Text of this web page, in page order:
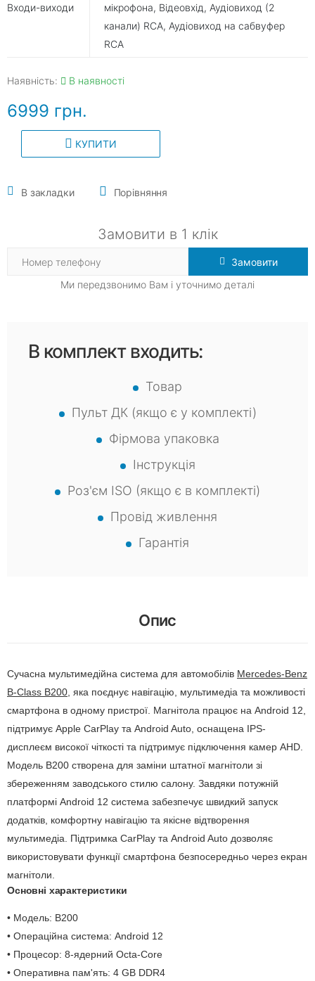
Входи-виходи
мікрофона, Відеовхід, Аудіовиход (2
канали) RCA, Аудіовиход на сабвуфер
RCA
Наявність: В наявності
6999 грн.
КУПИТИ
В закладки Порівняння
Замовити в 1 клік
Замовити
Ми передзвонимо Вам і уточнимо деталі
В комплект входить:
Товар
Пульт ДК (якщо є у комплекті)
Фірмова упаковка
Інструкція
Роз'єм ISO (якщо є в комплекті)
Провід живлення
Гарантія
Опис
Сучасна мультимедійна система для автомобілів Mercedes-Benz
B-Class B200 , яка поєднує навігацію, мультимедіа та можливості
смартфона в одному пристрої. Магнітола працює на Android 12,
підтримує Apple CarPlay та Android Auto, оснащена IPS-
дисплеєм високої чіткості та підтримує підключення камер AHD.
Модель B200 створена для заміни штатної магнітоли зі
збереженням заводського стилю салону. Завдяки потужній
платформі Android 12 система забезпечує швидкий запуск
додатків, комфортну навігацію та якісне відтворення
мультимедіа. Підтримка CarPlay та Android Auto дозволяє
використовувати функції смартфона безпосередньо через екран
магнітоли.
Основні характеристики
• Модель: B200
• Операційна система: Android 12
• Процесор: 8-ядерний Octa-Core
• Оперативна пам'ять: 4 GB DDR4